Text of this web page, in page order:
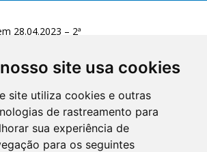
site usa cookies
site utiliza cookies e outras
de rastreamento para
sua experiência de
para os seguintes
28.04.2023 – 2ª
não existe.